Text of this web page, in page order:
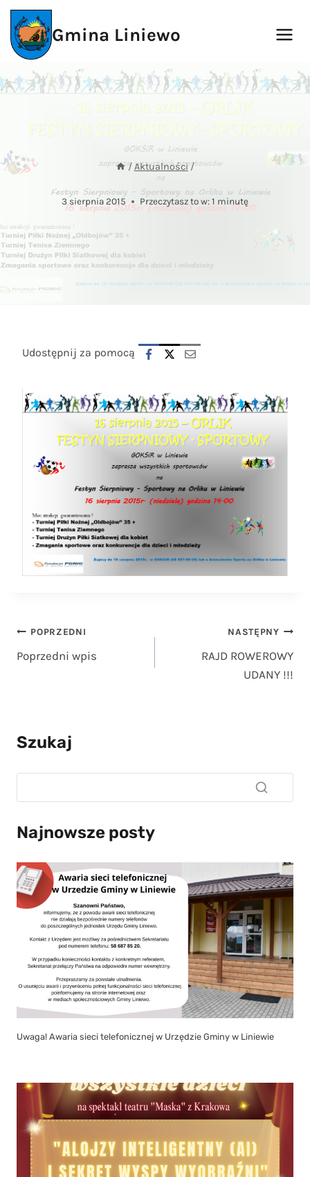
Przejdź
treści
Gmina Liniewo
/Aktualności/
3 sierpnia 2015 Przeczytasz to w: 1 minutę
Udostępnij za pomocą
Nawigacja
wpisu
POPRZEDNI
Poprzedni wpis
NASTĘPNY
RAJD ROWEROWY
UDANY !!!
Szukaj
Najnowsze posty
Uwaga! Awaria sieci telefonicznej w Urzędzie Gminy w Liniewie